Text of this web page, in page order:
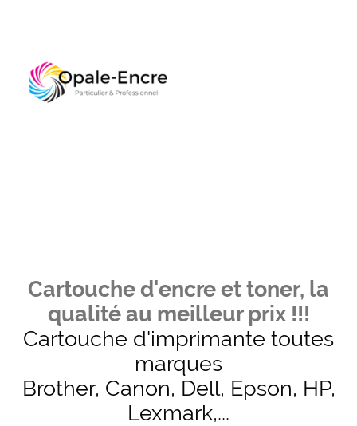
Cartouche d'encre et toner, la
qualité au meilleur prix !!!
Cartouche d'imprimante toutes
marques
Brother, Canon, Dell, Epson, HP,
Lexmark,...